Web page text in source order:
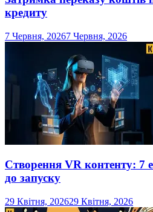
кредиту
7 Червня, 20267 Червня, 2026
Створення VR контенту: 7
до запуску
29 Квітня, 202629 Квітня, 2026